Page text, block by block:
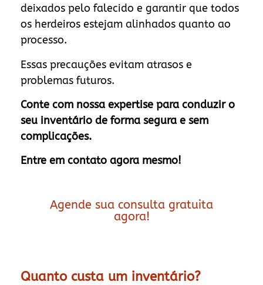
deixados pelo falecido e garantir que todos
os herdeiros estejam alinhados quanto ao
processo.
Essas precauções evitam atrasos e
problemas futuros.
Conte com nossa expertise para conduzir o
seu inventário de forma segura e sem
complicações.
Entre em contato agora mesmo!
Agende sua consulta gratuita
agora!
Quanto custa um inventário?